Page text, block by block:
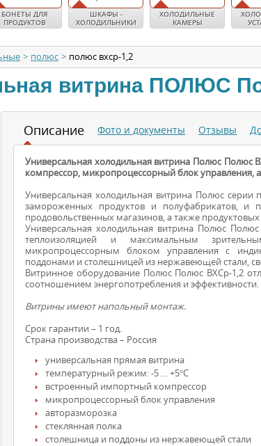
БОНЕТЫ ДЛЯ
ПРОДУКТОВ
ШКАФЫ -
ХОЛОДИЛЬНИКИ
ХОЛОДИЛЬНЫЕ
КАМЕРЫ
> полюс > полюс вхср-1,2
витрина ПОЛЮС
Описание
Универсальная холодильная витрина Полюс
компрессор, микропроцессорный блок управления,
Универсальная холодильная витрина Полюс
замороженных продуктов и полуфабрикатов, и
продовольственных магазинов, а также
Универсальная холодильная витрина Полюс
теплоизоляцией и максимальным
микропроцессорным блоком управления с
поддонами и столешницей из нержавеющей стали,
Витринное оборудование Полюс Полюс ВХСр-1,2
соотношением энергопотребления и
Витрины имеют напольный монтаж.
Срок гарантии – 1 год.
Страна производства – Россия
универсальная прямая витрина
температурный режим: -5 … +5°С
встроенный импортный компрессор
микропроцессорный блок управления
авторазморозка
стеклянная полка
столешница и поддоны из нержавеющей стали
Фото и документы Отзывы